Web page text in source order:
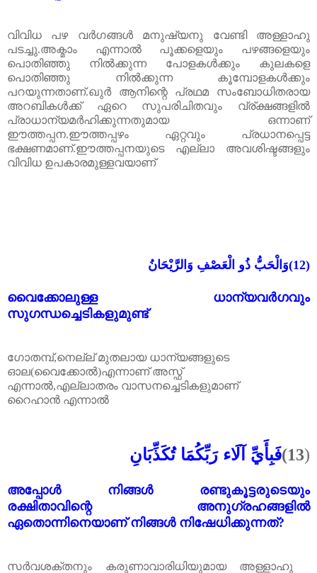
വിവിധ പഴ വർഗങ്ങൾ മനുഷ്യനു വേണ്ടി അള്ളാഹു
പടച്ചു.അക്മാം എന്നാൽ പൂക്കളെയും പഴങ്ങളെയും
പൊതിഞ്ഞു നിൽക്കുന്ന പോളകൾക്കും കുലകളെ
പൊതിഞ്ഞു നിൽക്കുന്ന കൂമ്പോളകൾക്കും
പറയുന്നതാണ്.ഖുർ ആനിന്റെ പ്രഥമ സംബോധിതരായ
അറബികൾക്ക് ഏറെ സുപരിചിതവും വ്ര്‌ക്ഷങ്ങളിൽ
പ്രാധാന്യമർഹിക്കുന്നതുമായ ഒന്നാണ്
ഈത്തപ്പന.ഈത്തപ്പഴം ഏറ്റവും പ്രധാനപ്പെട്ട
ഭക്ഷണമാണ്.ഈത്തപ്പനയുടെ എല്ലാ അവശിഷ്ടങ്ങളും
വിവിധ ഉപകാരമുള്ളവയാണ്
وَالْحَبُّ ذُو الْعَصْفِ وَالرَّيْحَانُ(12)
വൈക്കോലുള്ള ധാന്യവർഗവും
സുഗന്ധച്ചെടികളുമുണ്ട്
ഗോതമ്പ്,നെല്ല് മുതലായ ധാന്യങ്ങളുടെ
ഓല(വൈക്കോൽ)എന്നാണ് അസ്ഫ്
എന്നാൽ,എല്ലാതരം വാസനച്ചെടികളുമാണ്
റൈഹാൻ എന്നാൽ
فَبِأَيِّ آلَاء رَبِّكُمَا تُكَذِّبَانِ(13)
അപ്പോൾ നിങ്ങൾ രണ്ടുകൂട്ടരുടെയും
രക്ഷിതാവിന്റെ അനുഗ്രഹങ്ങളിൽ
ഏതൊന്നിനെയാണ് നിങ്ങൾ നിഷേധിക്കുന്നത്?
സർവശക്തനും കരുണാവാരിധിയുമായ അള്ളാഹു